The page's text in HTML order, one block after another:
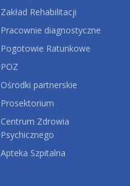
Zakład Rehabilitacji
Pracownie diagnostyczne
Pogotowie Ratunkowe
POZ
Ośrodki partnerskie
Prosektorium
Centrum Zdrowia
Psychicznego
Apteka Szpitalna